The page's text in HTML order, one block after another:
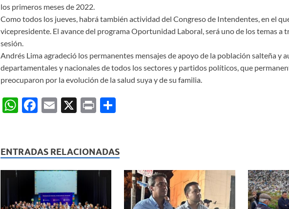
los primeros meses de 2022.
Como todos los jueves, habrá también actividad del Congreso de Intendentes, en el
vicepresidente. El avance del programa Oportunidad Laboral, será uno de los temas a
sesión.
Andrés Lima agradeció los permanentes mensajes de apoyo de la población salteña y
departamentales y nacionales de todos los sectores y partidos políticos, que
preocuparon por la evolución de la salud suya y de su familia.
W
s
A
p
F
b
o
o
k
E X P C
p
ar
ti
ENTRADAS RELACIONADAS